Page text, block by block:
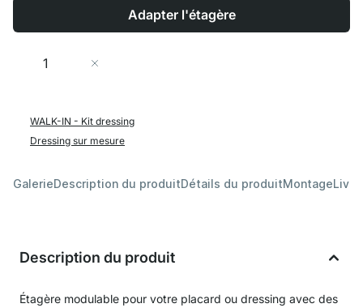
Adapter l'étagère
Quantité
WALK-IN - Kit dressing
Dressing sur mesure
GalerieDescription du produitDétails du produitMontage
Description du produit
Étagère modulable pour votre placard ou dressing avec des